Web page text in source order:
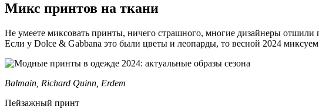
Микс принтов на ткани
Не умеете миксовать принты, ничего страшного, многие дизайнеры отшили
Если у Dolce & Gabbana это были цветы и леопарды, то весной 2024
Balmain, Richard Quinn, Erdem
Пейзажный принт